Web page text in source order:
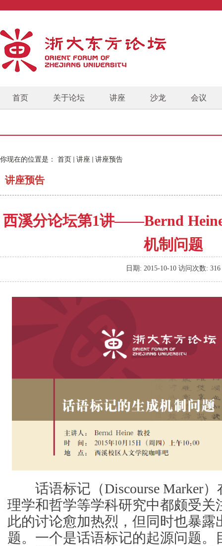
首页 关于论坛 讲座 沙龙 会议
你现在的位置是： 首页 讲座 讲座预告
讲座预告
西溪分论坛第1讲——Bernd
机制问题
日期: 2015-10-10 访问次数: 316
话语标记（Discourse Marker）
理学和哲学等学科研究中都颇受关
此的讨论愈加热烈，但同时也暴露
题。一个是话语标记的起源问题。